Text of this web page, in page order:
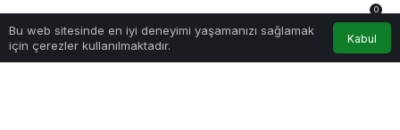
Sağlıklı.Orgtarafından yayınlandı
31 Ekim 2022, 10:15yayınlandı
229
Bu web sitesinde en iyi deneyimi yaşamanızı sağlamak
için çerezler kullanılmaktadır.
Kabul
Anasayfa Akış Hesabım Bildirimler
0